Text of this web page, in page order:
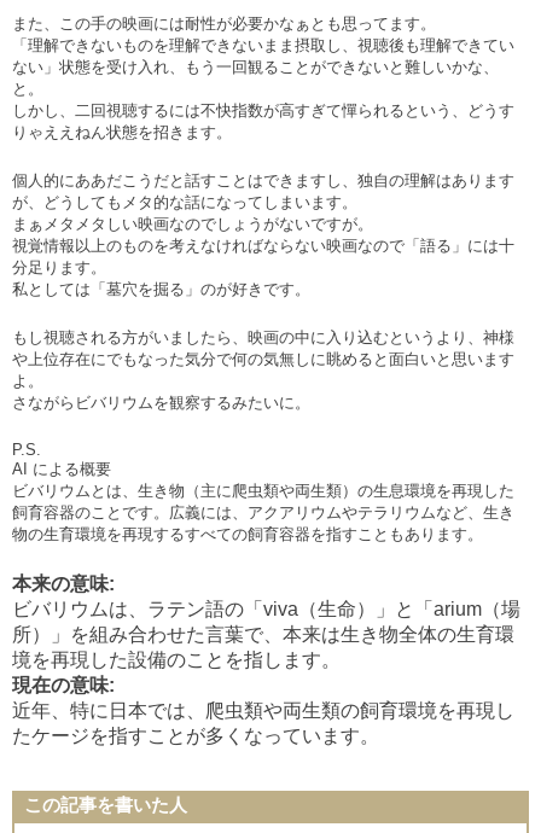
また、この手の映画には耐性が必要かなぁとも思ってます。
「理解できないものを理解できないまま摂取し、視聴後も理解できてい
ない」状態を受け入れ、もう一回観ることができないと難しいかな、
と。
しかし、二回視聴するには不快指数が高すぎて憚られるという、どうす
りゃええねん状態を招きます。
個人的にああだこうだと話すことはできますし、独自の理解はあります
が、どうしてもメタ的な話になってしまいます。
まぁメタメタしい映画なのでしょうがないですが。
視覚情報以上のものを考えなければならない映画なので「語る」には十
分足ります。
私としては「墓穴を掘る」のが好きです。
もし視聴される方がいましたら、映画の中に入り込むというより、神様
や上位存在にでもなった気分で何の気無しに眺めると面白いと思います
よ。
さながらビバリウムを観察するみたいに。
P.S.
AI による概要
ビバリウムとは、生き物（主に爬虫類や両生類）の生息環境を再現した
飼育容器のことです。広義には、アクアリウムやテラリウムなど、生き
物の生育環境を再現するすべての飼育容器を指すこともあります。
本来の意味:
ビバリウムは、ラテン語の「 viva （生命）」と「 arium （場
所）」を組み合わせた言葉で、本来は生き物全体の生育環
境を再現した設備のことを指します。
現在の意味:
近年、特に日本では、爬虫類や両生類の飼育環境を再現し
たケージを指すことが多くなっています。
この記事を書いた人